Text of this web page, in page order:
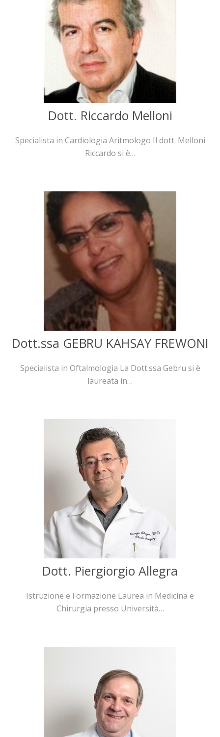
Dott. Riccardo Melloni
Specialista in Cardiologia Aritmologo Il dott. Melloni
Riccardo si è…
Dott.ssa GEBRU KAHSAY FREWONI
Specialista in Oftalmologia La Dott.ssa Gebru si è
laureata in…
Dott. Piergiorgio Allegra
Istruzione e Formazione Laurea in Medicina e
Chirurgia presso Università…